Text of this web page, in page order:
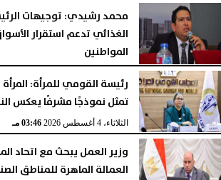
محمد رشيدي: توجيهات
الغذائي تدعم استقرار
المواطنين
الثلاثاء، 4 أغسطس 2026
رئيسة القومي للمرأة: المرأة
تمثل نموذجًا مشرفًا يعكس
الثلاثاء، 4 أغسطس 2026 03:46 مـ
وزير العمل يبحث مع اتحاد
العمالة الماهرة للمناطق